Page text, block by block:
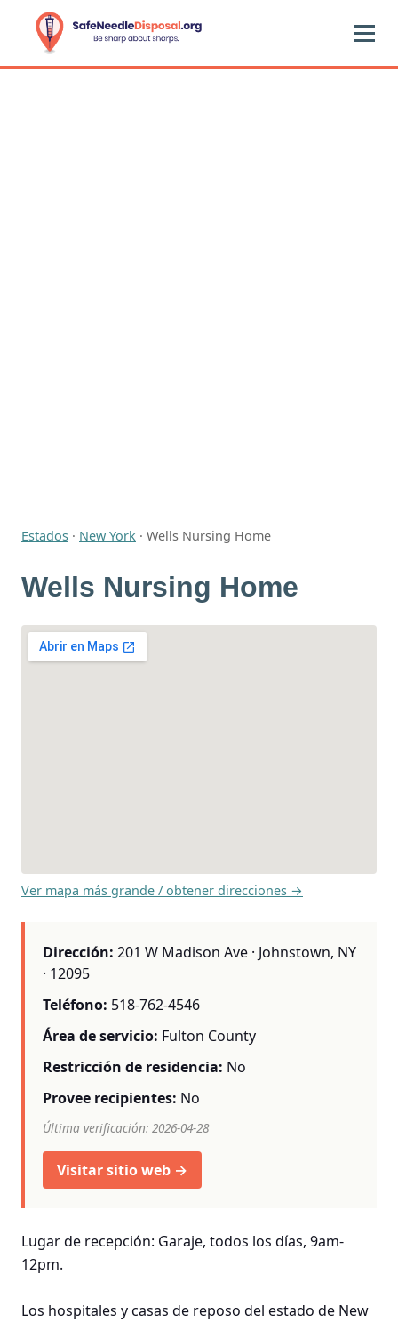
Estados · New York · Wells Nursing Home
Wells Nursing Home
Ver mapa más grande / obtener direcciones →
Dirección: 201 W Madison Ave · Johnstown, NY
· 12095
Teléfono: 518-762-4546
Área de servicio: Fulton County
Restricción de residencia: No
Provee recipientes: No
Última verificación: 2026-04-28
Visitar sitio web →
Lugar de recepción: Garaje, todos los días, 9am-
12pm.
Los hospitales y casas de reposo del estado de New